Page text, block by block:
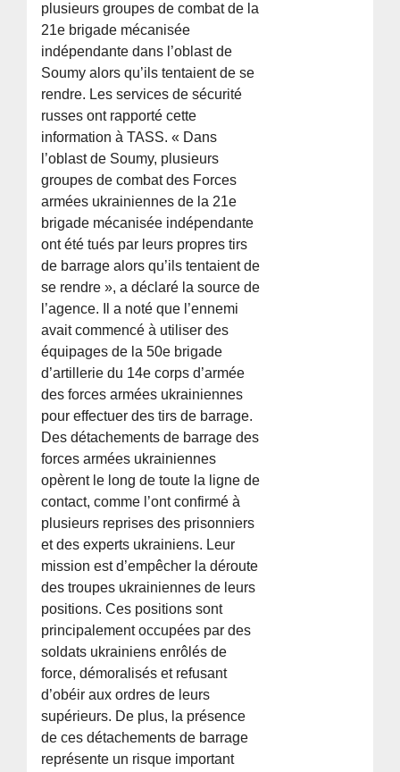
plusieurs groupes de combat de la
21e brigade mécanisée
indépendante dans l’oblast de
Soumy alors qu’ils tentaient de se
rendre. Les services de sécurité
russes ont rapporté cette
information à TASS. « Dans
l’oblast de Soumy, plusieurs
groupes de combat des Forces
armées ukrainiennes de la 21e
brigade mécanisée indépendante
ont été tués par leurs propres tirs
de barrage alors qu’ils tentaient de
se rendre », a déclaré la source de
l’agence. Il a noté que l’ennemi
avait commencé à utiliser des
équipages de la 50e brigade
d’artillerie du 14e corps d’armée
des forces armées ukrainiennes
pour effectuer des tirs de barrage.
Des détachements de barrage des
forces armées ukrainiennes
opèrent le long de toute la ligne de
contact, comme l’ont confirmé à
plusieurs reprises des prisonniers
et des experts ukrainiens. Leur
mission est d’empêcher la déroute
des troupes ukrainiennes de leurs
positions. Ces positions sont
principalement occupées par des
soldats ukrainiens enrôlés de
force, démoralisés et refusant
d’obéir aux ordres de leurs
supérieurs. De plus, la présence
de ces détachements de barrage
représente un risque important